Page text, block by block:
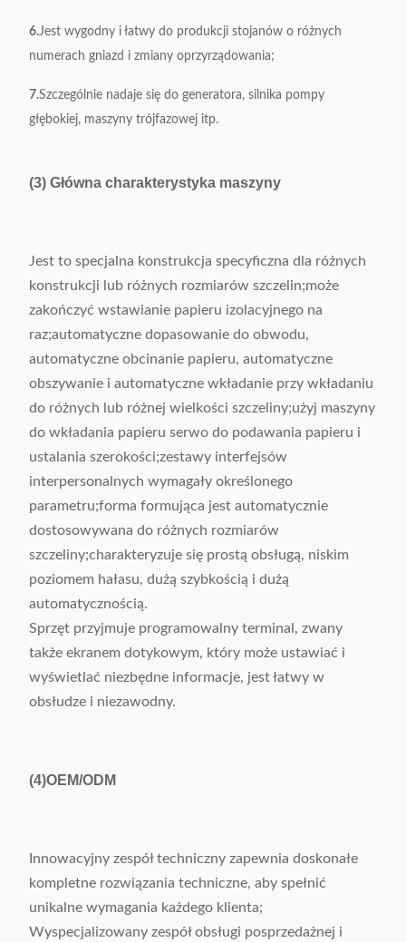
6.Jest wygodny i łatwy do produkcji stojanów o różnych
numerach gniazd i zmiany oprzyrządowania;
7.Szczególnie nadaje się do generatora, silnika pompy
głębokiej, maszyny trójfazowej itp.
(3) Główna charakterystyka maszyny
Jest to specjalna konstrukcja specyficzna dla różnych
konstrukcji lub różnych rozmiarów szczelin;może
zakończyć wstawianie papieru izolacyjnego na
raz;automatyczne dopasowanie do obwodu,
automatyczne obcinanie papieru, automatyczne
obszywanie i automatyczne wkładanie przy wkładaniu
do różnych lub różnej wielkości szczeliny;użyj maszyny
do wkładania papieru serwo do podawania papieru i
ustalania szerokości;zestawy interfejsów
interpersonalnych wymagały określonego
parametru;forma formująca jest automatycznie
dostosowywana do różnych rozmiarów
szczeliny;charakteryzuje się prostą obsługą, niskim
poziomem hałasu, dużą szybkością i dużą
automatycznością.
Sprzęt przyjmuje programowalny terminal, zwany
także ekranem dotykowym, który może ustawiać i
wyświetlać niezbędne informacje, jest łatwy w
obsłudze i niezawodny.
(4)OEM/ODM
Innowacyjny zespół techniczny zapewnia doskonałe
kompletne rozwiązania techniczne, aby spełnić
unikalne wymagania każdego klienta;
Wyspecjalizowany zespół obsługi posprzedażnej i